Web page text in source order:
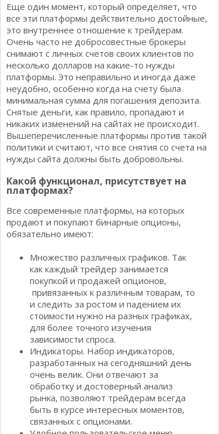
Еще один момент, который определяет, что
все эти платформы действительно достойные,
это внутреннее отношение к трейдерам.
Очень часто не добросовестные брокеры
снимают с личных счетов своих клиентов по
несколько долларов на какие-то нужды
платформы. Это неправильно и иногда даже
неудобно, особенно когда на счету была
минимальная сумма для погашения депозита.
Снятые деньги, как правило, пропадают и
никаких изменений на сайтах не происходит.
Вышеперечисленные платформы против такой
политики и считают, что все снятия со счета на
нужды сайта должны быть добровольны.
Какой функционал, присутствует на
платформах?
Все современные платформы, на которых
продают и покупают бинарные опционы,
обязательно имеют:
Множество различных графиков. Так
как каждый трейдер занимается
покупкой и продажей опционов,
привязанных к различным товарам, то
и следить за ростом и падением их
стоимости нужно на разных графиках,
для более точного изучения
зависимости спроса.
Индикаторы. Набор индикаторов,
разработанных на сегодняшний день
очень велик. Они отвечают за
обработку и достоверный анализ
рынка, позволяют трейдерам всегда
быть в курсе интересных моментов,
связанных с опционами.